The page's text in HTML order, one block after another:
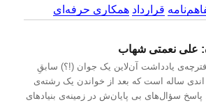
قرارداد همکاری حرفه‌ای
علی نعمتی شهاب
یادداشت‌ آن‌لاین یک جوان (!؟) سابقِ
۴۰ و اندی ساله است که بعد از خواندن یک رشته‌ی
سؤال‌های بی پایان‌ش در زمینه‌ی بنیادهای